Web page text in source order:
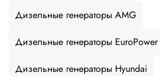
Дизельные генераторы AMG
Дизельные генераторы EuroPower
Дизельные генераторы Hyundai